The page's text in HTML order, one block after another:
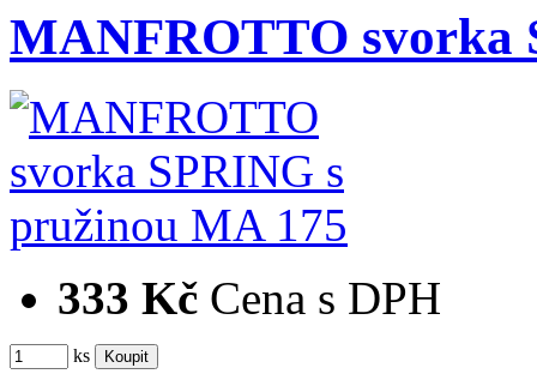
MANFROTTO svorka
333 Kč Cena s DPH
ks